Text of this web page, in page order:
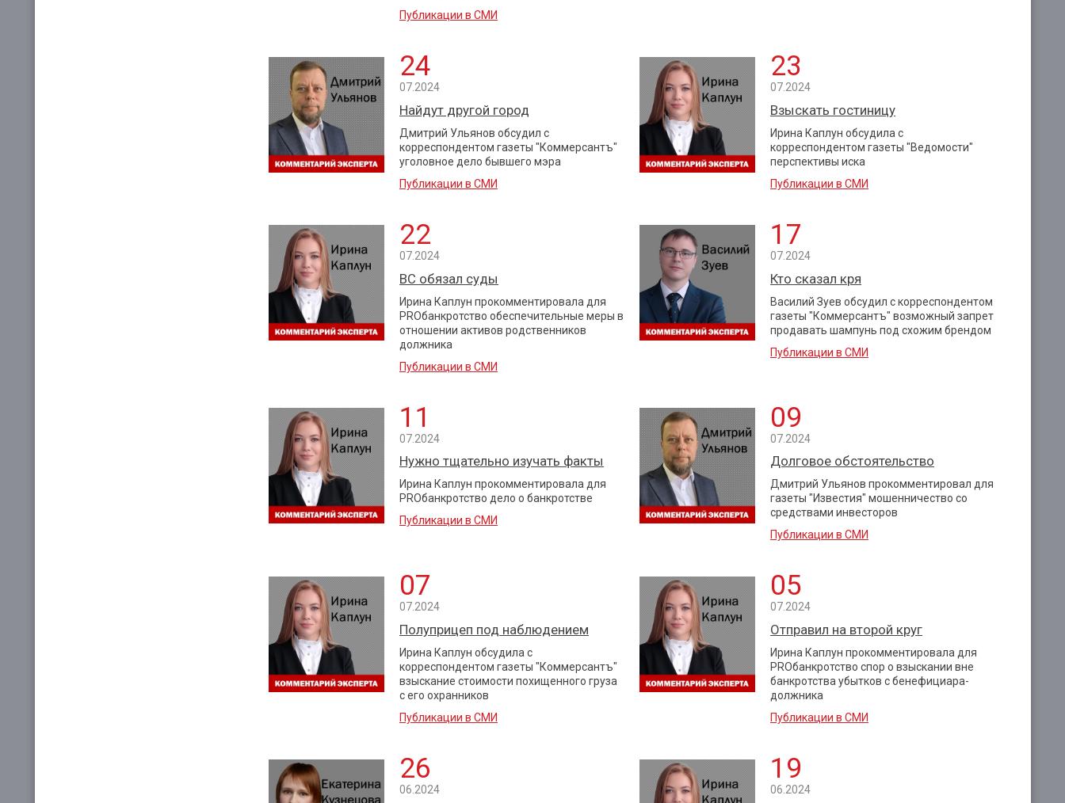
Публикации в СМИ
24
07.2024
Найдут другой город
Дмитрий Ульянов обсудил с
корреспондентом газеты "Коммерсантъ"
уголовное дело бывшего мэра
Публикации в СМИ
23
07.2024
Взыскать гостиницу
Ирина Каплун обсудила с
корреспондентом газеты "Ведомости"
перспективы иска
Публикации в СМИ
22
07.2024
ВС обязал суды
Ирина Каплун прокомментировала для
PROбанкротство обеспечительные меры в
отношении активов родственников
должника
Публикации в СМИ
17
07.2024
Кто сказал кря
Василий Зуев обсудил с корреспондентом
газеты "Коммерсантъ" возможный запрет
продавать шампунь под схожим брендом
Публикации в СМИ
11
07.2024
Нужно тщательно изучать факты
Ирина Каплун прокомментировала для
PROбанкротство дело о банкротстве
Публикации в СМИ
09
07.2024
Долговое обстоятельство
Дмитрий Ульянов прокомментировал для
газеты "Известия" мошенничество со
средствами инвесторов
Публикации в СМИ
07
07.2024
Полуприцеп под наблюдением
Ирина Каплун обсудила с
корреспондентом газеты "Коммерсантъ"
взыскание стоимости похищенного груза
с его охранников
Публикации в СМИ
05
07.2024
Отправил на второй круг
Ирина Каплун прокомментировала для
PROбанкротство спор о взыскании вне
банкротства убытков с бенефициара-
должника
Публикации в СМИ
26
06.2024
19
06.2024